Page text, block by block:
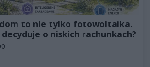
dom to nie tylko fotowoltaika.
o niskich rachunkach?